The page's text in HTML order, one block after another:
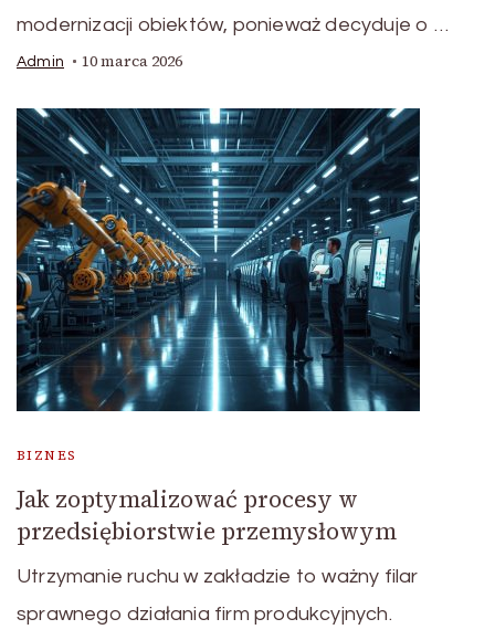
modernizacji obiektów, ponieważ decyduje o …
Admin 10 marca 2026
BIZNES
Jak zoptymalizować procesy w
przedsiębiorstwie przemysłowym
Utrzymanie ruchu w zakładzie to ważny filar
sprawnego działania firm produkcyjnych.